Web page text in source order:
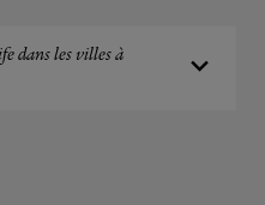
dans les villes à